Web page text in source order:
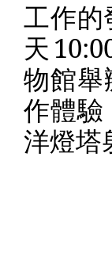
工作的
天
物館舉
作體驗
洋燈塔